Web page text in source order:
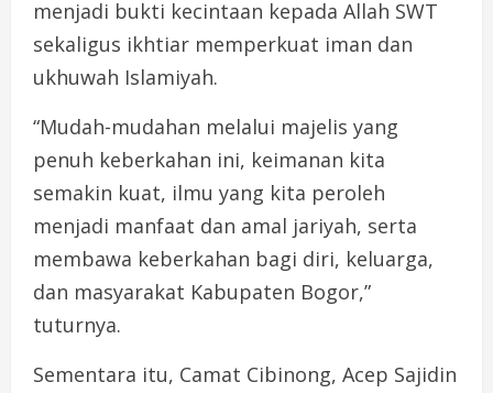
menjadi bukti kecintaan kepada Allah SWT
sekaligus ikhtiar memperkuat iman dan
ukhuwah Islamiyah.
“Mudah-mudahan melalui majelis yang
penuh keberkahan ini, keimanan kita
semakin kuat, ilmu yang kita peroleh
menjadi manfaat dan amal jariyah, serta
membawa keberkahan bagi diri, keluarga,
dan masyarakat Kabupaten Bogor,”
tuturnya.
Sementara itu, Camat Cibinong, Acep Sajidin